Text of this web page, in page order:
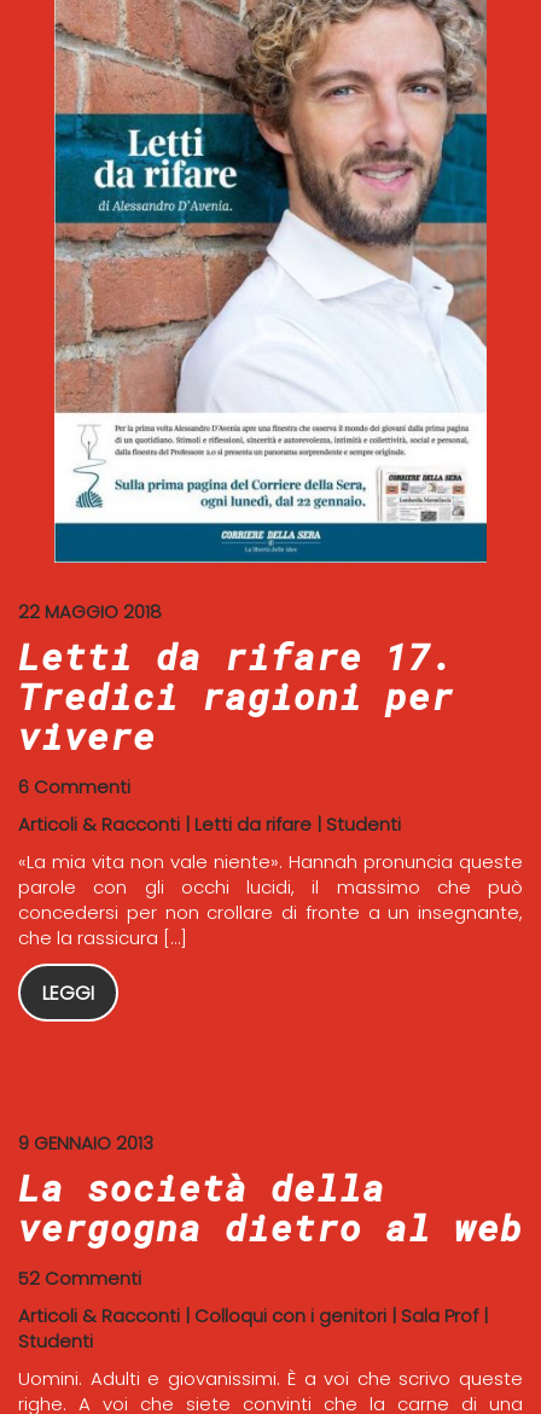
22 MAGGIO 2018
Letti da rifare 17.
Tredici ragioni per
vivere
6 Commenti
Articoli & Racconti | Letti da rifare | Studenti
«La mia vita non vale niente». Hannah pronuncia queste
parole con gli occhi lucidi, il massimo che può
concedersi per non crollare di fronte a un insegnante,
che la rassicura […]
LEGGI
9 GENNAIO 2013
La società della
vergogna dietro al web
52 Commenti
Articoli & Racconti | Colloqui con i genitori | Sala Prof|
Studenti
Uomini. Adulti e giovanissimi. È a voi che scrivo queste
righe. A voi che siete convinti che la carne di una